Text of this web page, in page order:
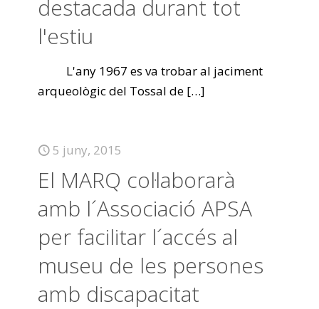
destacada durant tot
l'estiu
L'any 1967 es va trobar al jaciment
arqueològic del Tossal de […]
5 juny, 2015
El MARQ col·laborarà
amb l´Associació APSA
per facilitar l´accés al
museu de les persones
amb discapacitat